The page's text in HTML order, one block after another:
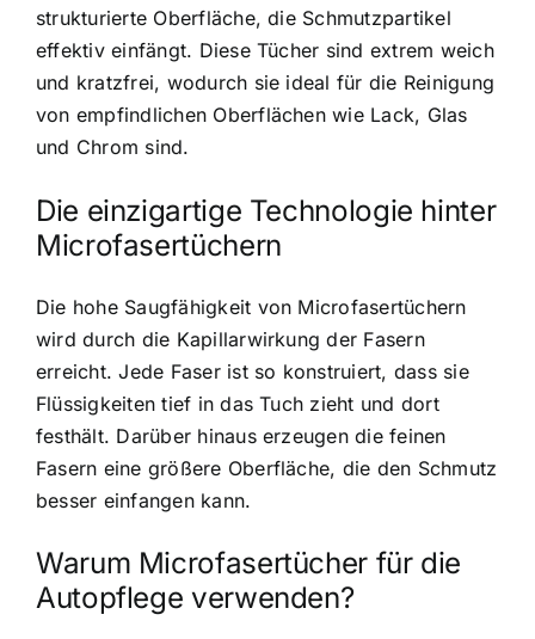
strukturierte Oberfläche, die Schmutzpartikel
effektiv einfängt. Diese Tücher sind extrem weich
und kratzfrei, wodurch sie ideal für die Reinigung
von empfindlichen Oberflächen wie Lack, Glas
und Chrom sind.
Die einzigartige Technologie hinter
Microfasertüchern
Die hohe Saugfähigkeit von Microfasertüchern
wird durch die Kapillarwirkung der Fasern
erreicht. Jede Faser ist so konstruiert, dass sie
Flüssigkeiten tief in das Tuch zieht und dort
festhält. Darüber hinaus erzeugen die feinen
Fasern eine größere Oberfläche, die den Schmutz
besser einfangen kann.
Warum Microfasertücher für die
Autopflege verwenden?